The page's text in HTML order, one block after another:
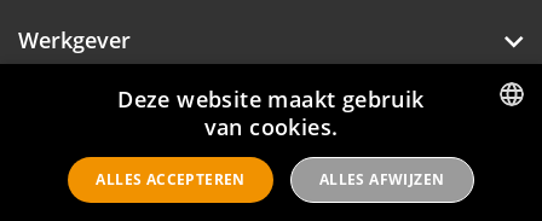
Werkgever
Over Hotelprofessionals
Hotelprofessionals
DUTCH
ENGLISH
Deze website maakt gebruik
van cookies.
ALLES ACCEPTEREN ALLES AFWIJZEN